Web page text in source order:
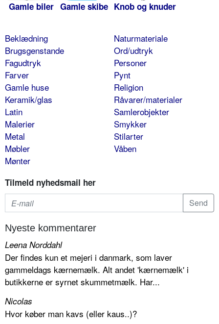
Gamle biler Gamle skibe Knob og knuder
Beklædning
Brugsgenstande
Fagudtryk
Farver
Gamle huse
Keramik/glas
Latin
Malerier
Metal
Møbler
Mønter
Naturmateriale
Ord/udtryk
Personer
Pynt
Religion
Råvarer/materialer
Samlerobjekter
Smykker
Stilarter
Våben
Tilmeld nyhedsmail her
Nyeste kommentarer
Leena Norddahl
Der findes kun et mejeri i danmark, som laver
gammeldags kærnemælk. Alt andet 'kærnemælk' i
butikkerne er syrnet skummetmælk. Har...
Nicolas
Hvor køber man kavs (eller kaus..)?